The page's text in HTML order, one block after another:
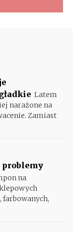
Latem
narażone na
Zamiast
problemy
na
farbowanych,